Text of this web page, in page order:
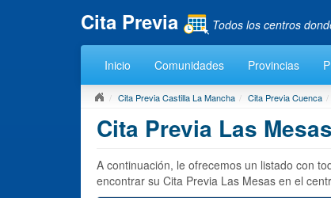
Cita Previa Todos los centros
Inicio Comunidades Provincias
Cita Previa Castilla La Mancha Cita Previa Cuenca
Cita Previa Las Mesas
A continuación, le ofrecemos un listado con
encontrar su Cita Previa Las Mesas en el